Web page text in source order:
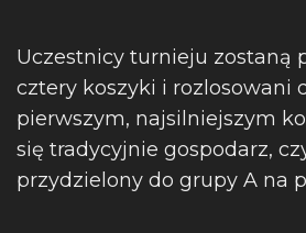
Uczestnicy turnieju zostaną
cztery koszyki i rozlosowani
pierwszym, najsilniejszym
się tradycyjnie gospodarz,
przydzielony do grupy A na